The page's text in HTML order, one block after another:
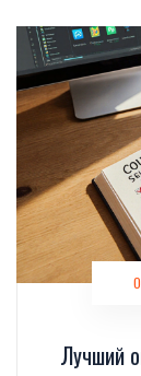
Лучший